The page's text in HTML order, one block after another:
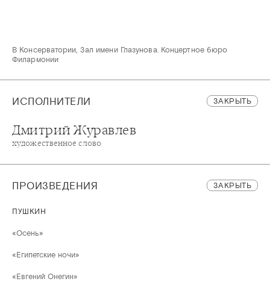
В Консерватории, Зал имени Глазунова. Концертное бюро
Филармонии
ИСПОЛНИТЕЛИ ЗАКРЫТЬ
Дмитрий Журавлев
художественное слово
ПРОИЗВЕДЕНИЯ ЗАКРЫТЬ
ПУШКИН
«Осень»
«Египетские ночи»
«Евгений Онегин»